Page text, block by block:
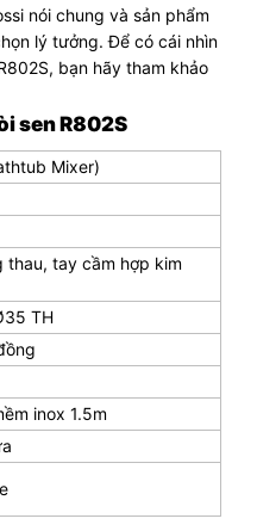
nói chung và sản phẩm
lý tưởng. Để có cái nhìn
bạn hãy tham khảo
sen R802S
Mixer)
thau, tay cầm hợp kim
TH
inox 1.5m